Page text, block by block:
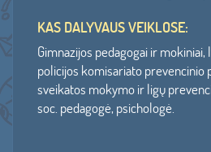
KAS DALYVAUS VEIKLOSE:
Gimnazijos pedagogai ir mokiniai,
policijos komisariato prevencinio
sveikatos mokymo ir ligų
soc. pedagogė, psichologė.